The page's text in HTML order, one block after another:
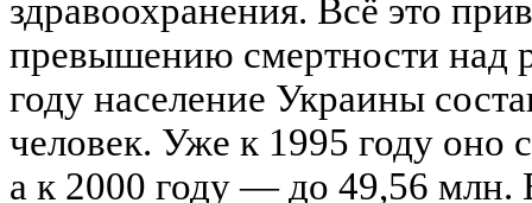
здравоохранения. Всё это
превышению смертности над
году население Украины
человек. Уже к 1995 году оно
а к 2000 году — до 49,56 млн.